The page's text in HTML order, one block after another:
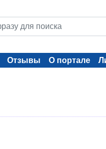
Отзывы О портале